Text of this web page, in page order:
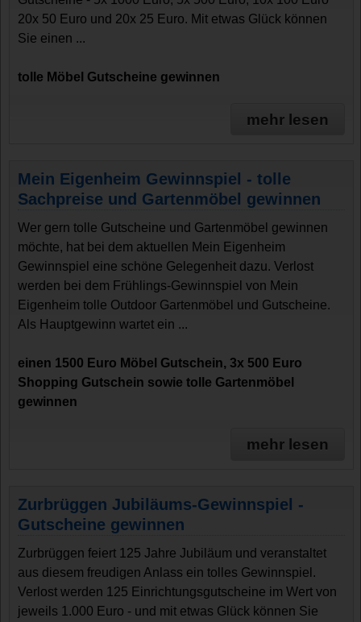
20x 50 Euro und 20x 25 Euro. Mit etwas Glück können
Sie einen ...
tolle Möbel Gutscheine gewinnen
mehr lesen
Mein Eigenheim Gewinnspiel - tolle
Sachpreise und Gartenmöbel gewinnen
Wer gern tolle Gutscheine und Gartenmöbel gewinnen
möchte, hat bei dem aktuellen Mein Eigenheim
Gewinnspiel eine schöne Gelegenheit dazu. Verlost
werden bei dem Frühlings-Gewinnspiel von Mein
Eigenheim tolle Outdoor Gartenmöbel und Gutscheine.
Als Hauptgewinn wartet ein ...
einen 1500 Euro Möbel Gutschein, 3x 500 Euro
Shopping Gutschein sowie tolle Gartenmöbel
gewinnen
mehr lesen
Zurbrüggen Jubiläums-Gewinnspiel -
Gutscheine gewinnen
Zurbrüggen feiert 125 Jahre Jubiläum und veranstaltet
aus diesem freudigen Anlass ein tolles Gewinnspiel.
Verlost werden 125 Einrichtungsgutscheine im Wert von
jeweils 1.000 Euro - und mit etwas Glück können Sie